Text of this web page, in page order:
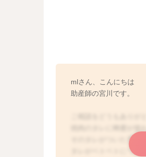
mlさん、こんにちは
助産師の宮川です。
そのタレがついた手で
タレがベトベトについ